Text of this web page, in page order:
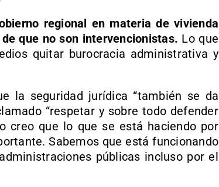
regional en materia de vivienda
que no son intervencionistas. Lo que
quitar burocracia administrativa y
la seguridad jurídica “también se da
“respetar y sobre todo defender
creo que lo que se está haciendo por
Sabemos que está funcionando
públicas incluso por el